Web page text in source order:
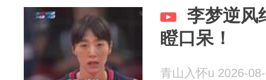
李梦逆风
瞪口呆！
青山入怀u 2026-